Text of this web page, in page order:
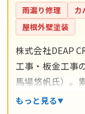
雨漏り修理 カ
屋根外壁塗装
株式会社DEAP
工事・板金工事
馬場悠帆氏）。
からアフターサ
もっと見る